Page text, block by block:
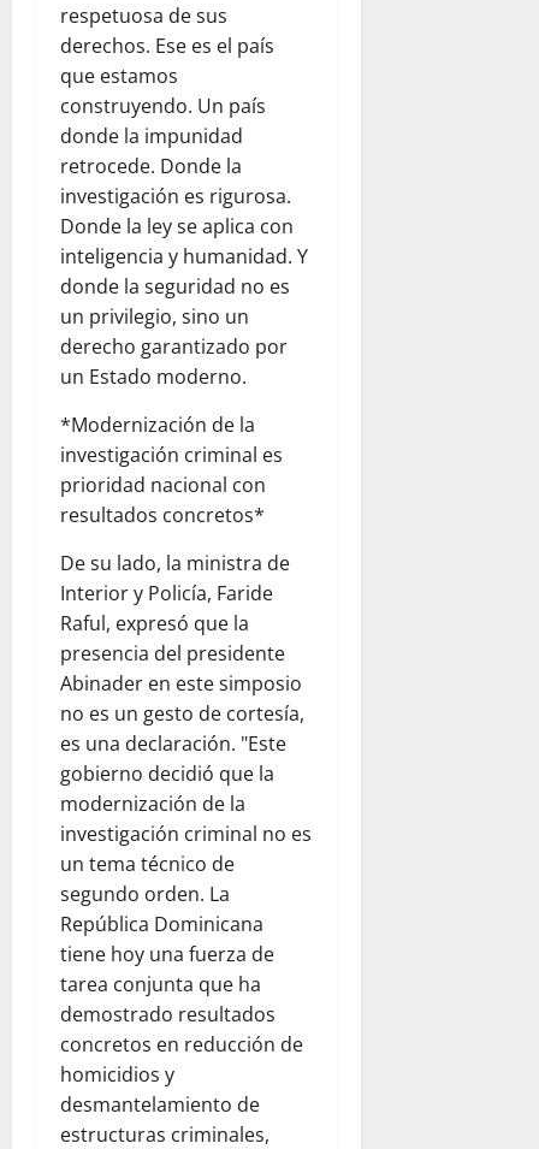
respetuosa de sus
derechos. Ese es el país
que estamos
construyendo. Un país
donde la impunidad
retrocede. Donde la
investigación es rigurosa.
Donde la ley se aplica con
inteligencia y humanidad. Y
donde la seguridad no es
un privilegio, sino un
derecho garantizado por
un Estado moderno.
*Modernización de la
investigación criminal es
prioridad nacional con
resultados concretos*
De su lado, la ministra de
Interior y Policía, Faride
Raful, expresó que la
presencia del presidente
Abinader en este simposio
no es un gesto de cortesía,
es una declaración. "Este
gobierno decidió que la
modernización de la
investigación criminal no es
un tema técnico de
segundo orden. La
República Dominicana
tiene hoy una fuerza de
tarea conjunta que ha
demostrado resultados
concretos en reducción de
homicidios y
desmantelamiento de
estructuras criminales,